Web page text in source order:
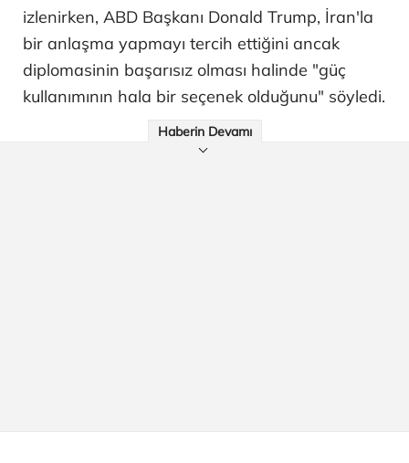
izlenirken, ABD Başkanı Donald Trump, İran'la
bir anlaşma yapmayı tercih ettiğini ancak
diplomasinin başarısız olması halinde "güç
kullanımının hala bir seçenek olduğunu" söyledi.
Haberin Devamı